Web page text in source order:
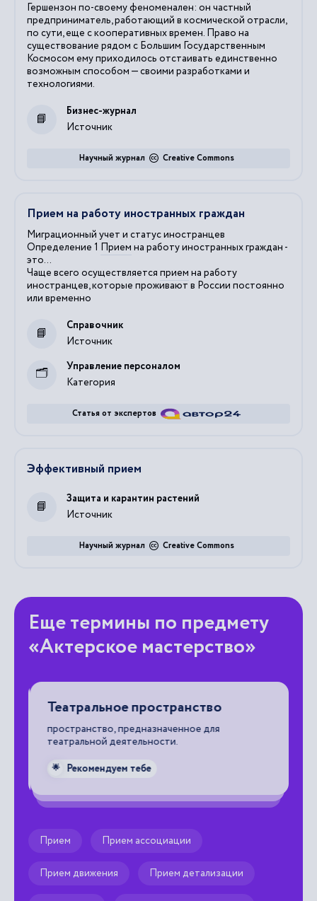
Гершензон по-своему феноменален: он частный
предприниматель, работающий в космической отрасли,
по сути, еще с кооперативных времен. Право на
существование рядом с Большим Государственным
Космосом ему приходилось отстаивать единственно
возможным способом — своими разработками и
технологиями.
Источник
Бизнес-журнал
Creative Commons
Научный журнал
Прием на работу иностранных граждан
Миграционный учет и статус иностранцев
Определение 1 Прием на работу иностранных граждан -
это...
Чаще всего осуществляется прием на работу
иностранцев, которые проживают в России постоянно
или временно
Источник
Справочник
Категория
Управление персоналом
Статья от экспертов
Эффективный прием
Источник
Защита и карантин растений
Creative Commons
Научный журнал
Еще термины по предмету
«Актерское мастерство»
Театральное пространство
пространство, предназначенное для
театральной деятельности.
🌟 Рекомендуем тебе
Прием Прием ассоциации
Прием движения Прием детализации